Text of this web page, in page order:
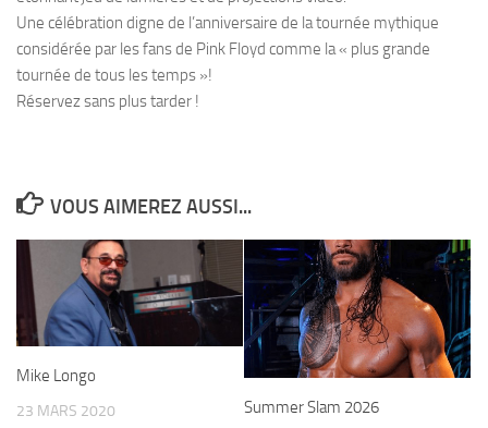
Une célébration digne de l’anniversaire de la tournée mythique
considérée par les fans de Pink Floyd comme la « plus grande
tournée de tous les temps »!
Réservez sans plus tarder !
VOUS AIMEREZ AUSSI...
Mike Longo
23 MARS 2020 Summer Slam 2026